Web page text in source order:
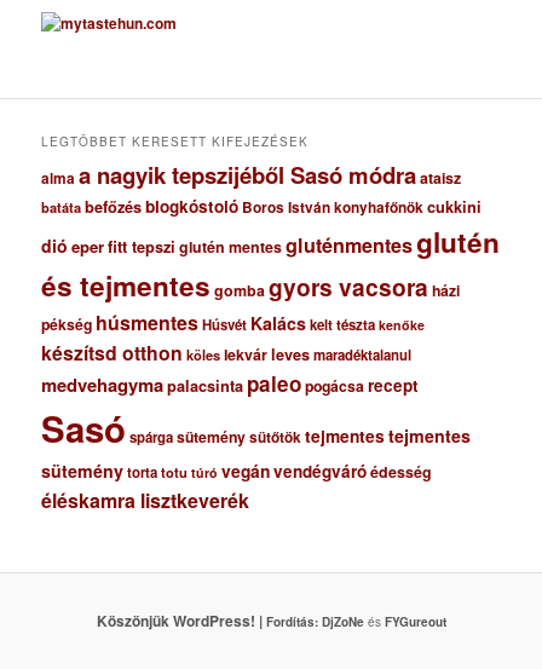
c
h
u
LEGTÖBBET KERESETT KIFEJEZÉSEK
almaa nagyik tepszijéből Sasó módraataisz
batáta befőzésblogkóstoló Boros István konyhafőnökcukkini
dió eperfitt tepszi glutén mentesgluténmentesglutén
és tejmentes gombagyors vacsora házi
pékség húsmentesHúsvét Kalácskelt tészta kenőke
készítsd otthon köles lekvárlevesmaradéktalanul
medvehagymapalacsinta paleopogácsa recept
Sasó spárgasüteménysütőtöktejmentestejmentes
süteménytorta totu túró vegánvendégváróédesség
éléskamra lisztkeverék
Köszönjük WordPress! | Fordítás: DjZoNeés FYGureout